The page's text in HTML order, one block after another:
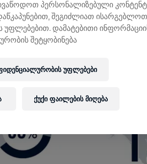
პერსონალიზებული
შეგიძლიათ ისარგებლოთ
დამატებითი
შეტყობინება
უფლებები
ქუქი ფაილების მიღება